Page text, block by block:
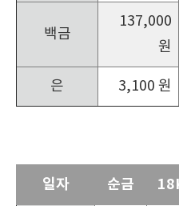
백금
137,000
원
은 3,100 원
일자 순금